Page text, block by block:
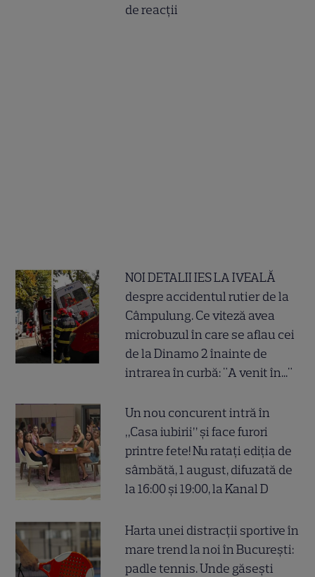
de reacții
NOI DETALII IES LA IVEALĂ
despre accidentul rutier de la
Câmpulung. Ce viteză avea
microbuzul în care se aflau cei
de la Dinamo 2 înainte de
intrarea în curbă: "A venit în..."
Un nou concurent intră în
„Casa iubirii” și face furori
printre fete! Nu ratați ediția de
sâmbătă, 1 august, difuzată de
la 16:00 și 19:00, la Kanal D
Harta unei distracții sportive în
mare trend la noi în București:
padle tennis. Unde găsești